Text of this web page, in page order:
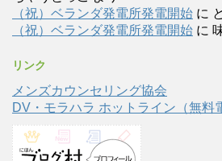
（祝）ベランダ発電所発電開始 に
（祝）ベランダ発電所発電開始 に
リンク
メンズカウンセリング協会
DV・モラハラ ホットライン（無料